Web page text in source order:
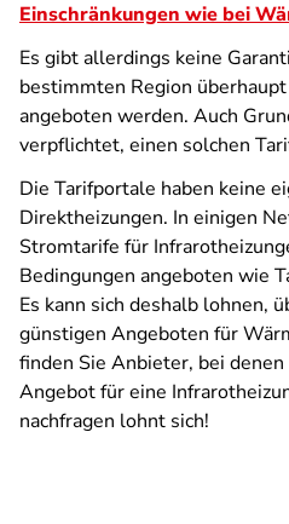
Einschränkungen wie bei
Es gibt allerdings keine
bestimmten Region
angeboten werden. Auch
verpflichtet, einen solchen
Die Tarifportale haben keine
Direktheizungen. In einigen
Stromtarife für
Bedingungen angeboten wie
Es kann sich deshalb lohnen,
günstigen Angeboten für
finden Sie Anbieter, bei
Angebot für eine
nachfragen lohnt sich!